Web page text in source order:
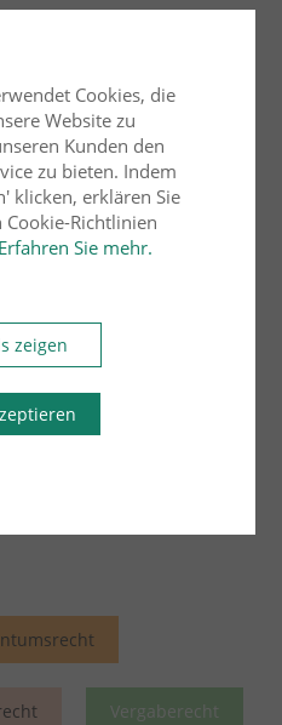
Blog-
Erbrecht
Vergaberecht
Cookies, die
Website zu
Kunden den
zu bieten. Indem
klicken, erklären Sie
Richtlinien
Erfahren Sie mehr.
zeigen